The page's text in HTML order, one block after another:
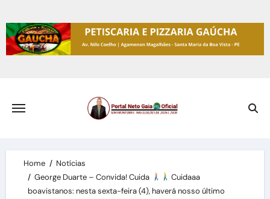
to
content
Home
Notícias
George Duarte – Convida! Cuida
Cuidaaa
boavistanos: nesta sexta-feira (4), haverá nosso último